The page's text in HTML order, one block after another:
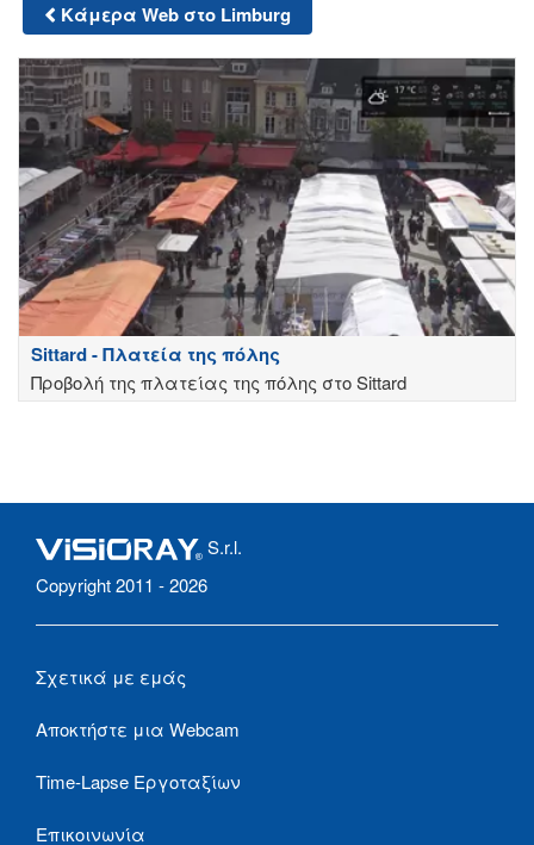
Κάμερα Web στο Limburg
Sittard - Πλατεία της πόλης
Προβολή της πλατείας της πόλης στο Sittard
S.r.l.
Copyright 2011 - 2026
Σχετικά με εμάς
Αποκτήστε μια Webcam
Time-Lapse Εργοταξίων
Επικοινωνία